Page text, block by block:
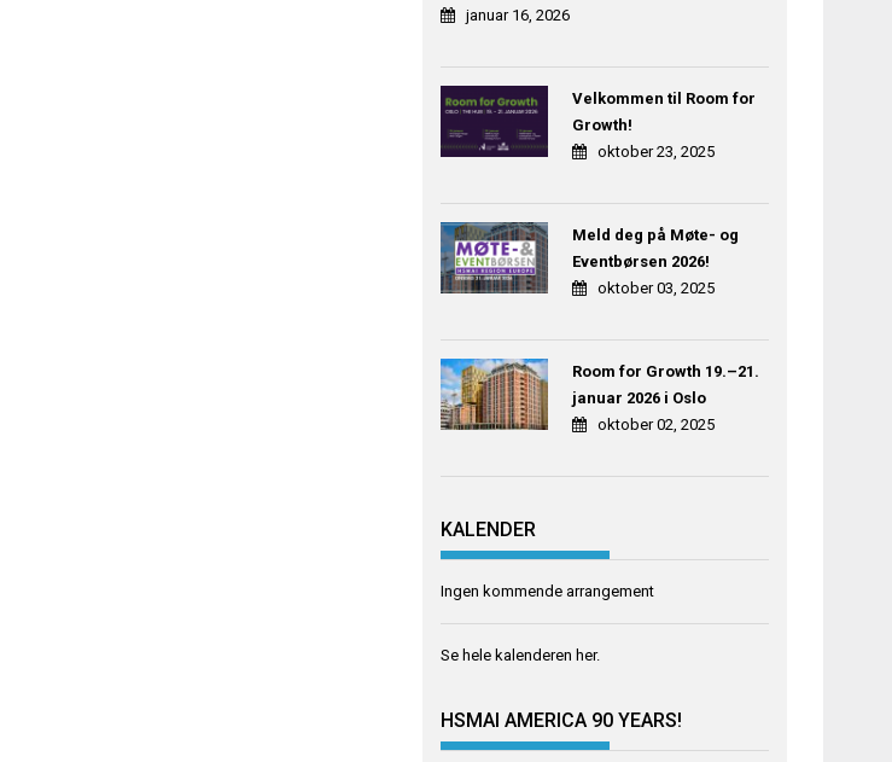
januar 16, 2026
Velkommen til Room for
Growth!
oktober 23, 2025
Meld deg på Møte- og
Eventbørsen 2026!
oktober 03, 2025
Room for Growth 19.–21.
januar 2026 i Oslo
oktober 02, 2025
KALENDER
Ingen kommende arrangement
Se hele kalenderen her.
HSMAI AMERICA 90 YEARS!